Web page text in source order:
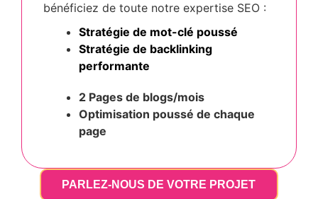
bénéficiez de toute notre expertise SEO :
Stratégie de mot-clé poussé
Stratégie de backlinking
performante
2 Pages de blogs/mois
Optimisation poussé de chaque
page
PARLEZ-NOUS DE VOTRE PROJET